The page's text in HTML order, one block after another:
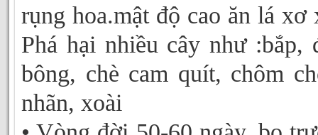
rụng hoa.mật độ cao ăn lá xơ
Phá hại nhiều cây như :bắp,
bông, chè cam quít, chôm
nhãn, xoài